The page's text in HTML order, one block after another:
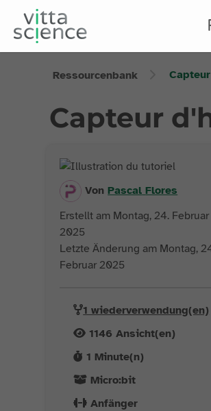
Ressourcenbank
Capteur
VonPascal Flores
Erstellt am Montag, 24. Februar
2025
Letzte Änderung am Montag,
Februar 2025
1 wiederverwendung(en)
1146 Ansicht(en)
1 Minute(n)
Micro:bit
Anfänger